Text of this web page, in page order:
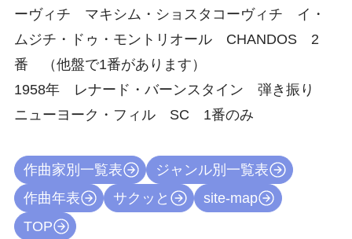
ーヴィチ マキシム・ショスタコーヴィチ イ・
ムジチ・ドゥ・モントリオール CHANDOS 2
番 （他盤で1番があります）
1958年 レナード・バーンスタイン 弾き振り
ニューヨーク・フィル SC 1番のみ
作曲家別一覧表
ジャンル別一覧表
作曲年表
サクッと
site-map
TOP